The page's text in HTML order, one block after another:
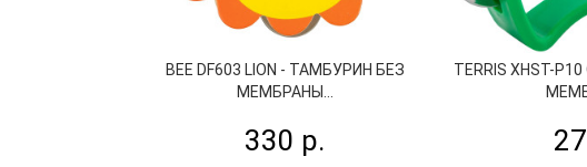
BEE DF603 LION - ТАМБУРИН БЕЗ
МЕМБРАНЫ...
330 р.
TERRIS XHST-